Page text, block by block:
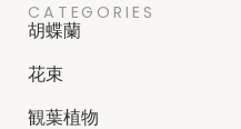
CATEGORIES
胡蝶蘭
花束
観葉植物